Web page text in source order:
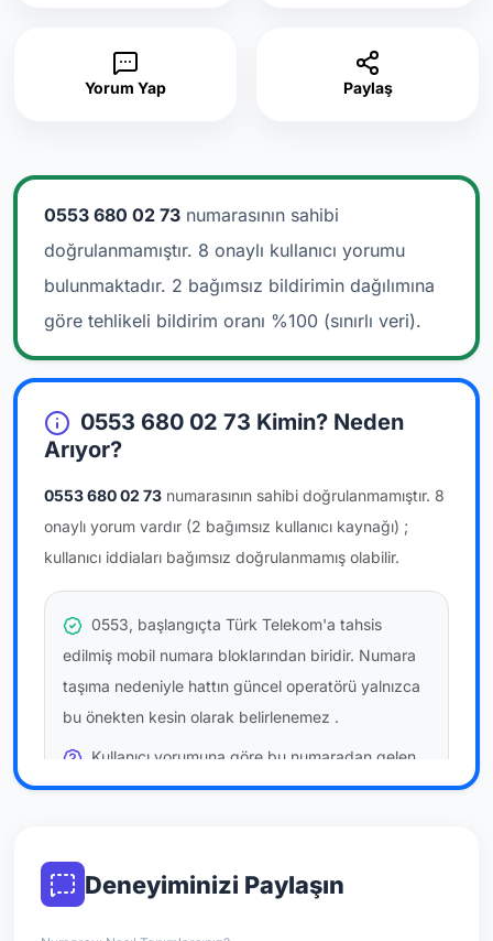
Yorum Yap Paylaş
0553 680 02 73 numarasının sahibi
doğrulanmamıştır. 8 onaylı kullanıcı yorumu
bulunmaktadır. 2 bağımsız bildirimin dağılımına
göre tehlikeli bildirim oranı %100 (sınırlı veri).
0553 680 02 73 Kimin? Neden
Arıyor?
0553 680 02 73 numarasının sahibi doğrulanmamıştır. 8
onaylı yorum vardır (2 bağımsız kullanıcı kaynağı) ;
kullanıcı iddiaları bağımsız doğrulanmamış olabilir.
0553, başlangıçta Türk Telekom'a tahsis
edilmiş mobil numara bloklarından biridir. Numara
taşıma nedeniyle hattın güncel operatörü yalnızca
bu önekten kesin olarak belirlenemez .
Kullanıcı yorumuna göre bu numaradan gelen
çağrılaratemkinli yaklaşmanızönerilir; bu bir site
resmi doğrulama niteliği taşımaz.
Deneyiminizi Paylaşın